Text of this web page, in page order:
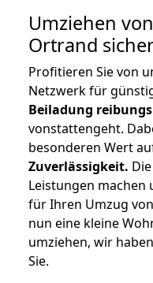
Umziehen von
Ortrand
Profitieren Sie von
Netzwerk für
Beiladung
vonstattengeht.
besonderen Wert
Zuverlässigkeit.
Leistungen machen
für Ihren Umzug
nun eine kleine
umziehen, wir
Sie.